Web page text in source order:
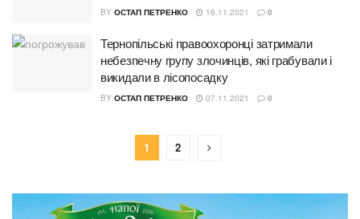
BY ОСТАП ПЕТРЕНКО 16.11.2021 0
Тернопільські правоохоронці затримали
небезпечну групу злочинців, які грабували і
викидали в лісопосадку
BY ОСТАП ПЕТРЕНКО 07.11.2021 0
1 2